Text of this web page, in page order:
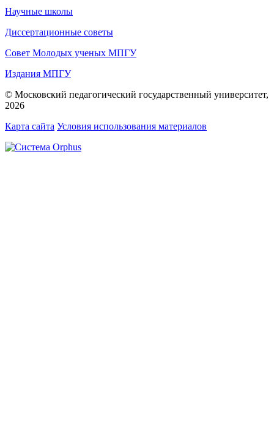
Научные школы
Диссертационные советы
Совет Молодых ученых МПГУ
Издания МПГУ
© Московский педагогический государственный университет,
2026
Карта сайта Условия использования материалов